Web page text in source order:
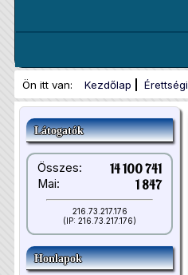
Ön itt van: Kezdőlap Érettségi
Látogatók
Összes: 14 100 741
Mai: 1 847
216.73.217.176
(IP: 216.73.217.176)
Honlapok